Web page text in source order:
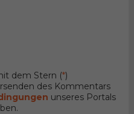
dem Stern (*)
des Kommentars
unseres Portals